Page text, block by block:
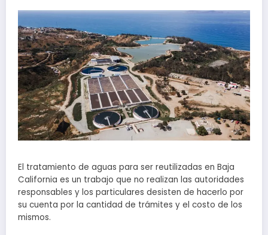
El tratamiento de aguas para ser reutilizadas en Baja
California es un trabajo que no realizan las autoridades
responsables y los particulares desisten de hacerlo por
su cuenta por la cantidad de trámites y el costo de los
mismos.